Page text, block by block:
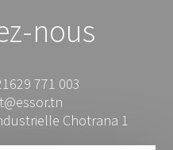
nous
771 003
Chotrana 1